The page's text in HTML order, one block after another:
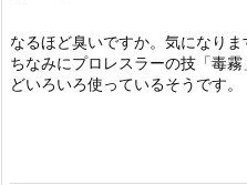
なるほど臭いですか。気になりま
ちなみにプロレスラーの技「毒
どいろいろ使っているそうです。